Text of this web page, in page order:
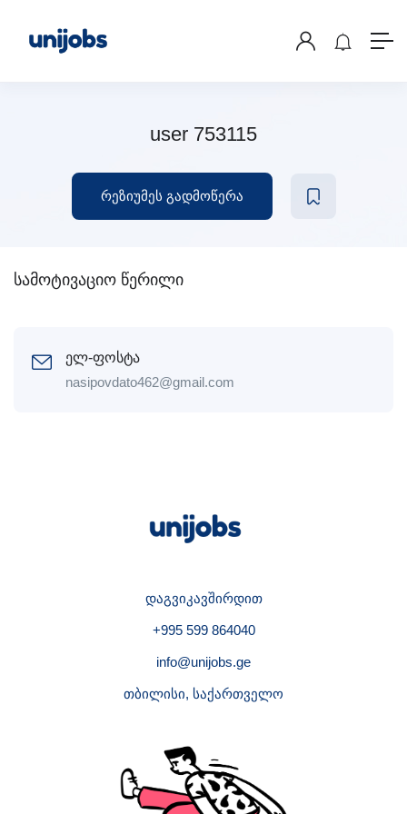
user 753115
რეზიუმეს გადმოწერა
სამოტივაციო წერილი
ელ-ფოსტა
nasipovdato462@gmail.com
დაგვიკავშირდით
+995 599 864040
info@unijobs.ge
თბილისი, საქართველო